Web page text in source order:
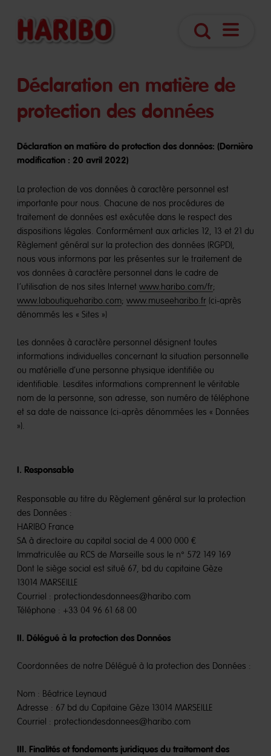
Déclaration en matière de
protection des données
Déclaration en matière de protection des données: (Dernière
modification : 20 avril 2022)
La protection de vos données à caractère personnel est
importante pour nous. Chacune de nos procédures de
traitement de données est exécutée dans le respect des
dispositions légales. Conformément aux articles 12, 13 et 21 du
Règlement général sur la protection des données (RGPD),
nous vous informons par les présentes sur le traitement de
vos données à caractère personnel dans le cadre de
l’utilisation de nos sites Internet www.haribo.com/fr;
www.laboutiqueharibo.com; www.museeharibo.fr (ci-après
dénommés les « Sites »)
Les données à caractère personnel désignent toutes
informations individuelles concernant la situation personnelle
ou matérielle d’une personne physique identifiée ou
identifiable. Lesdites informations comprennent le véritable
nom de la personne, son adresse, son numéro de téléphone
et sa date de naissance (ci-après dénommées les « Données
»).
I. Responsable
Responsable au titre du Règlement général sur la protection
des Données :
HARIBO France
SA à directoire au capital social de 4 000 000 €
Immatriculée au RCS de Marseille sous le n° 572 149 169
Dont le siège social est situé 67, bd du capitaine Gèze
13014 MARSEILLE
Courriel : protectiondesdonnees@haribo.com
Téléphone : +33 04 96 61 68 00
II. Délégué à la protection des Données
Coordonnées de notre Délégué à la protection des Données :
Nom : Béatrice Leynaud
Adresse : 67 bd du Capitaine Gèze 13014 MARSEILLE
Courriel : protectiondesdonnees@haribo.com
III. Finalités et fondements juridiques du traitement des